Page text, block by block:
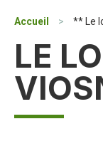
Accueil > ** Le
LE